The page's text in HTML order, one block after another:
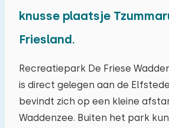
knusse plaatsje
Friesland.
Recreatiepark De Friese
is direct gelegen aan de
bevindt zich op een kleine
Waddenzee. Buiten het park
ma di wo do vr
27 28
04